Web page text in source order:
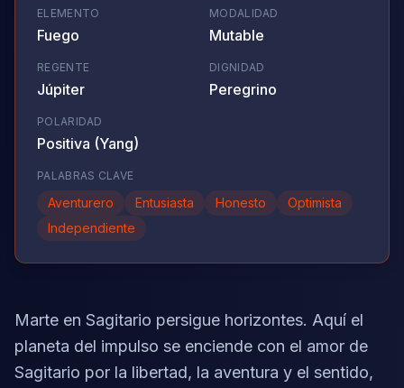
ELEMENTO
Fuego
MODALIDAD
Mutable
REGENTE
Júpiter
DIGNIDAD
Peregrino
POLARIDAD
Positiva (Yang)
PALABRAS CLAVE
Aventurero Entusiasta Honesto
Optimista
Independiente
Marte en Sagitario persigue horizontes. Aquí el
planeta del impulso se enciende con el amor de
Sagitario por la libertad, la aventura y el sentido,